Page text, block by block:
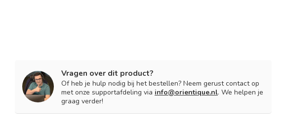
Vragen over dit product?
Of heb je hulp nodig bij het bestellen? Neem gerust contact op
met onze supportafdeling via info@orientique.nl. We helpen je
graag verder!